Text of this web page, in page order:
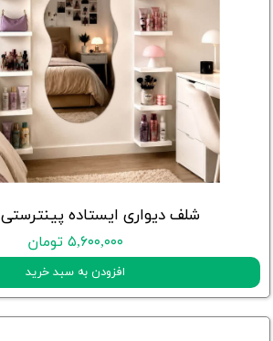
شلف دیواری ایستاده پینترستی TK204
۵,۶۰۰,۰۰۰ تومان
افزودن به سبد خرید